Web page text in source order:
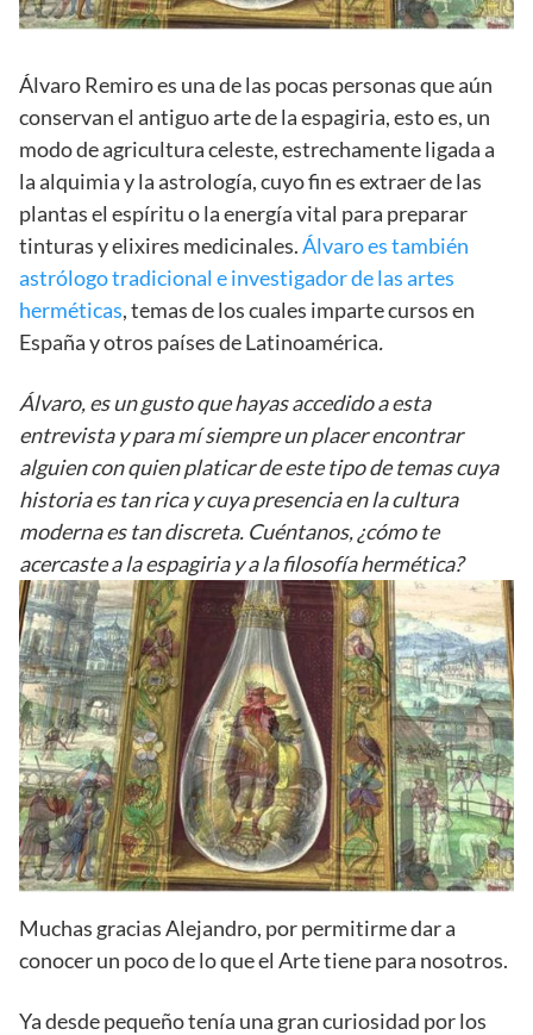
Álvaro Remiro es una de las pocas personas que aún
conservan el antiguo arte de la espagiria, esto es, un
modo de agricultura celeste, estrechamente ligada a
la alquimia y la astrología, cuyo fin es extraer de las
plantas el espíritu o la energía vital para preparar
tinturas y elixires medicinales.Álvaro es también
astrólogo tradicional e investigador de las artes
herméticas, temas de los cuales imparte cursos en
España y otros países de Latinoamérica.
Álvaro, es un gusto que hayas accedido a esta
entrevista y para mí siempre un placer encontrar
alguien con quien platicar de este tipo de temas cuya
historia es tan rica y cuya presencia en la cultura
moderna es tan discreta. Cuéntanos, ¿cómo te
acercaste a la espagiria y a la filosofía hermética?
Muchas gracias Alejandro, por permitirme dar a
conocer un poco de lo que el Arte tiene para nosotros.
Ya desde pequeño tenía una gran curiosidad por los